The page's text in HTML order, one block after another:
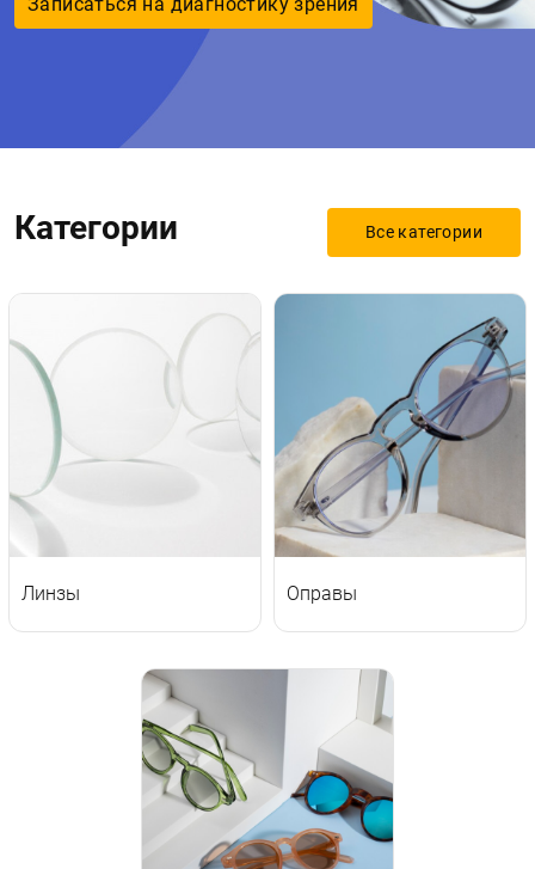
Обратный вызов
Категории Все категории
Линзы Оправы